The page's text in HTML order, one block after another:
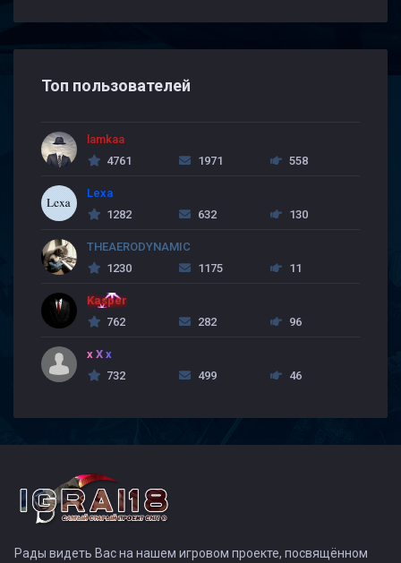
Топ пользователей
lamkaa
4761
1971 558
Lexa
1282
632 130
THEAERODYNAMIC
1230
1175 11
Kasper
762
282 96
x X x
732
499 46
Рады видеть Вас на нашем игровом проекте, посвящённом